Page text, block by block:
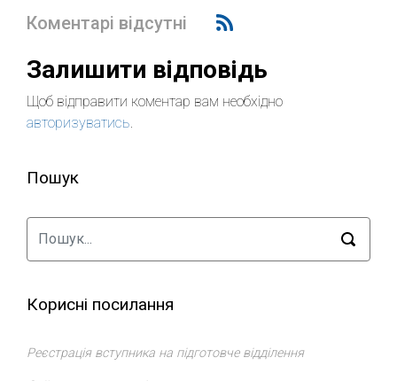
Коментарі відсутні
Залишити відповідь
Щоб відправити коментар вам необхідно
авторизуватись.
Пошук
Корисні посилання
Реєстрація вступника на підготовче відділення